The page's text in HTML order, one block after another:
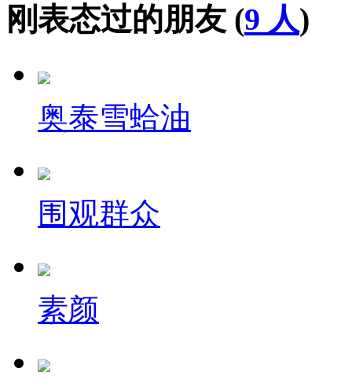
刚表态过的朋友 (9 人)
奥泰雪蛤油
围观群众
素颜